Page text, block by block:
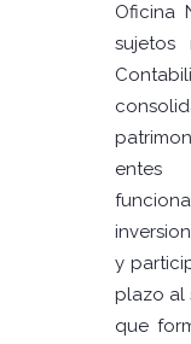
Oficina
sujetos
y
plazo al
que